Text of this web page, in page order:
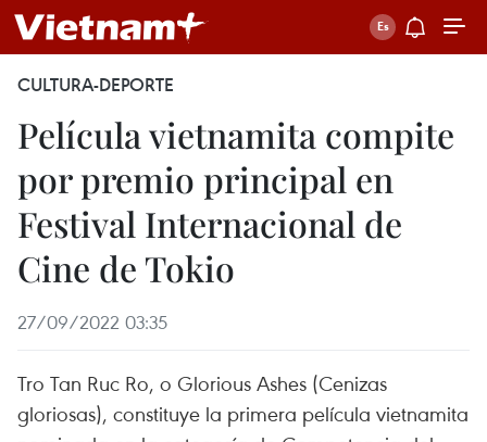
CULTURA-DEPORTE
Película vietnamita compite
por premio principal en
Festival Internacional de
Cine de Tokio
27/09/2022 03:35
Tro Tan Ruc Ro, o Glorious Ashes (Cenizas
gloriosas), constituye la primera película vietnamita